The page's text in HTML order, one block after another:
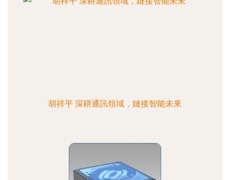
胡祥平 深耕通訊領域，鏈接智能未來